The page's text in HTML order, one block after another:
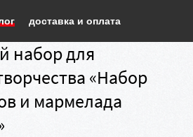
доставка и оплата
набор для
«Набор
и мармелада